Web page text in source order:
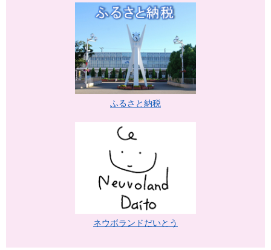
ふるさと納税
ネウボランドだいとう